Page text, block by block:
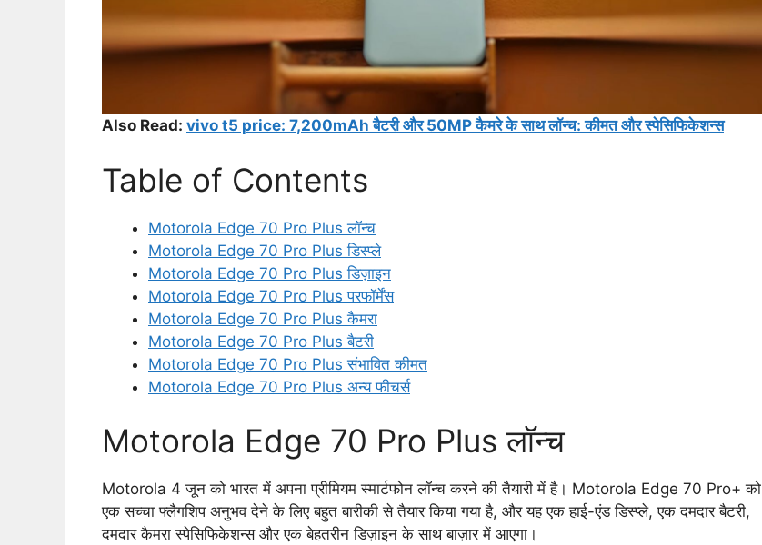
Also Read: vivo t5 price: 7,200mAh बैटरी और 50MP कैमरे के साथ लॉन्च: कीमत और स्पेसिफिकेशन्स
Table of Contents
Motorola Edge 70 Pro Plus लॉन्च
Motorola Edge 70 Pro Plus डिस्प्ले
Motorola Edge 70 Pro Plus डिज़ाइन
Motorola Edge 70 Pro Plus परफॉर्मेंस
Motorola Edge 70 Pro Plus कैमरा
Motorola Edge 70 Pro Plus बैटरी
Motorola Edge 70 Pro Plus संभावित कीमत
Motorola Edge 70 Pro Plus अन्य फीचर्स
Motorola Edge 70 Pro Plus लॉन्च
Motorola 4 जून को भारत में अपना प्रीमियम स्मार्टफोन लॉन्च करने की तैयारी में है। Motorola Edge 70 Pro+ को
एक सच्चा फ्लैगशिप अनुभव देने के लिए बहुत बारीकी से तैयार किया गया है, और यह एक हाई-एंड डिस्प्ले, एक दमदार बैटरी,
दमदार कैमरा स्पेसिफिकेशन्स और एक बेहतरीन डिज़ाइन के साथ बाज़ार में आएगा।